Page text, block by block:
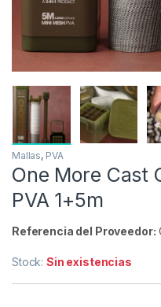
Mallas, PVA
One More Cast
PVA 1+5m
Referencia del Proveedor:
Stock:Sin existencias